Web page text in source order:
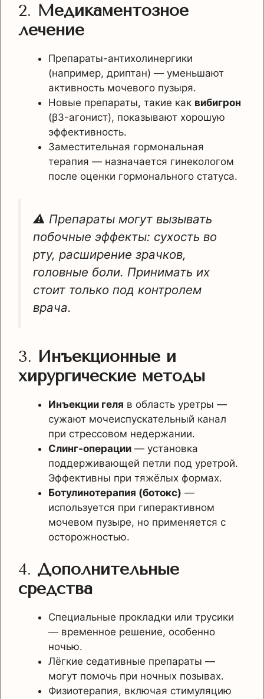
2. Медикаментозное
лечение
Препараты-антихолинергики
(например, дриптан) — уменьшают
активность мочевого пузыря.
Новые препараты, такие как вибигрон
(β3-агонист), показывают хорошую
эффективность.
Заместительная гормональная
терапия — назначается гинекологом
после оценки гормонального статуса.
⚠️ Препараты могут вызывать
побочные эффекты: сухость во
рту, расширение зрачков,
головные боли. Принимать их
стоит только под контролем
врача.
3. Инъекционные и
хирургические методы
Инъекции геля в область уретры —
сужают мочеиспускательный канал
при стрессовом недержании.
Слинг-операции — установка
поддерживающей петли под уретрой.
Эффективны при тяжёлых формах.
Ботулинотерапия (ботокс) —
используется при гиперактивном
мочевом пузыре, но применяется с
осторожностью.
4. Дополнительные
средства
Специальные прокладки или трусики
— временное решение, особенно
ночью.
Лёгкие седативные препараты —
могут помочь при ночных позывах.
Физиотерапия, включая стимуляцию